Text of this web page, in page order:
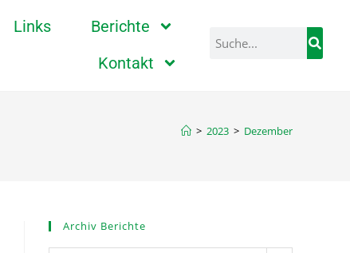
Links
Berichte
Kontakt
> 2023 > Dezember
Archiv Berichte